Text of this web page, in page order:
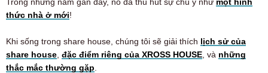
thức nhà ở mới!
Khi sống trong share house, chúng tôi sẽ giải thích lịch sử của
share house đặc điểm riêng của XROSS HOUSE , và những
thắc mắc thường gặp